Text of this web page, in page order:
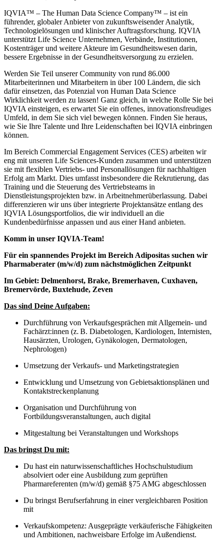
IQVIA™ – The Human Data Science Company™ – ist ein
führender, globaler Anbieter von zukunftsweisender Analytik,
Technologielösungen und klinischer Auftragsforschung. IQVIA
unterstützt Life Science Unternehmen, Verbände, Institutionen,
Kostenträger und weitere Akteure im Gesundheitswesen darin,
bessere Ergebnisse in der Gesundheitsversorgung zu erzielen.
Werden Sie Teil unserer Community von rund 86.000
Mitarbeiterinnen und Mitarbeitern in über 100 Ländern, die sich
dafür einsetzen, das Potenzial von Human Data Science
Wirklichkeit werden zu lassen! Ganz gleich, in welche Rolle Sie bei
IQVIA einsteigen, es erwartet Sie ein offenes, innovationsfreudiges
Umfeld, in dem Sie sich viel bewegen können. Finden Sie heraus,
wie Sie Ihre Talente und Ihre Leidenschaften bei IQVIA einbringen
können.
Im Bereich Commercial Engagement Services (CES) arbeiten wir
eng mit unseren Life Sciences-Kunden zusammen und unterstützen
sie mit flexiblen Vertriebs- und Personallösungen für nachhaltigen
Erfolg am Markt. Dies umfasst insbesondere die Rekrutierung, das
Training und die Steuerung des Vertriebsteams in
Dienstleistungsprojekten bzw. in Arbeitnehmerüberlassung. Dabei
differenzieren wir uns über integrierte Projektansätze entlang des
IQVIA Lösungsportfolios, die wir individuell an die
Kundenbedürfnisse anpassen und aus einer Hand anbieten.
Komm in unser IQVIA-Team!
Für ein spannendes Projekt im Bereich Adipositas suchen wir
Pharmaberater (m/w/d) zum nächstmöglichen Zeitpunkt
Im Gebiet: Delmenhorst, Brake, Bremerhaven, Cuxhaven,
Bremervörde, Buxtehude, Zeven
Das sind Deine Aufgaben:
Durchführung von Verkaufsgesprächen mit Allgemein- und
Fachärzt:innen (z. B. Diabetologen, Kardiologen, Internisten,
Hausärzten, Urologen, Gynäkologen, Dermatologen,
Nephrologen)
Umsetzung der Verkaufs- und Marketingstrategien
Entwicklung und Umsetzung von Gebietsaktionsplänen und
Kontaktstreckenplanung
Organisation und Durchführung von
Fortbildungsveranstaltungen, auch digital
Mitgestaltung bei Veranstaltungen und Workshops
Das bringst Du mit:
Du hast ein naturwissenschaftliches Hochschulstudium
absolviert oder eine Ausbildung zum geprüften
Pharmareferenten (m/w/d) gemäß §75 AMG abgeschlossen
Du bringst Berufserfahrung in einer vergleichbaren Position
mit
Verkaufskompetenz: Ausgeprägte verkäuferische Fähigkeiten
und Ambitionen, nachweisbare Erfolge im Außendienst.